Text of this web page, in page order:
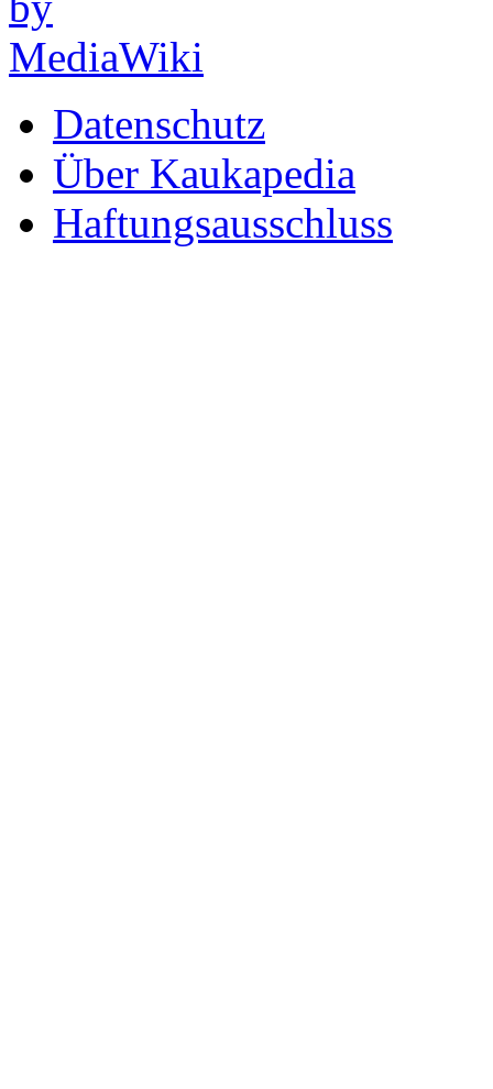
Datenschutz
Über Kaukapedia
Haftungsausschluss